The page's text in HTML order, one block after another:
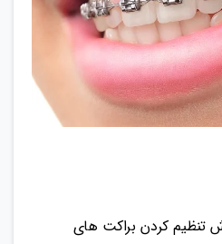
تنظیم کردن براکت های